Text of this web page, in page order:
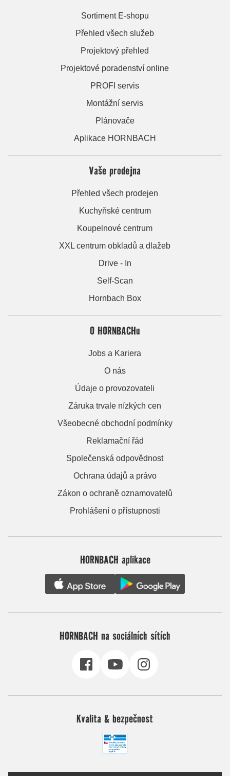
Sortiment E-shopu
Přehled všech služeb
Projektový přehled
Projektové poradenství online
PROFI servis
Montážní servis
Plánovače
Aplikace HORNBACH
Vaše prodejna
Přehled všech prodejen
Kuchyňské centrum
Koupelnové centrum
XXL centrum obkladů a dlažeb
Drive - In
Self-Scan
Hornbach Box
O HORNBACHu
Jobs a Kariera
O nás
Údaje o provozovateli
Záruka trvale nízkých cen
Všeobecné obchodní podmínky
Reklamační řád
Společenská odpovědnost
Ochrana údajů a právo
Zákon o ochraně oznamovatelů
Prohlášení o přístupnosti
HORNBACH aplikace
HORNBACH na sociálních sítích
Kvalita & bezpečnost